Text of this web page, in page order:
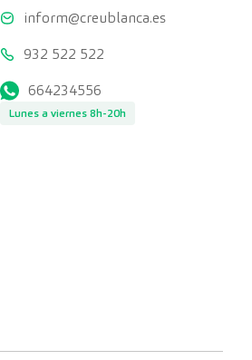
inform@creublanca.es
932 522 522
664234556
Lunes a viernes 8h-20h